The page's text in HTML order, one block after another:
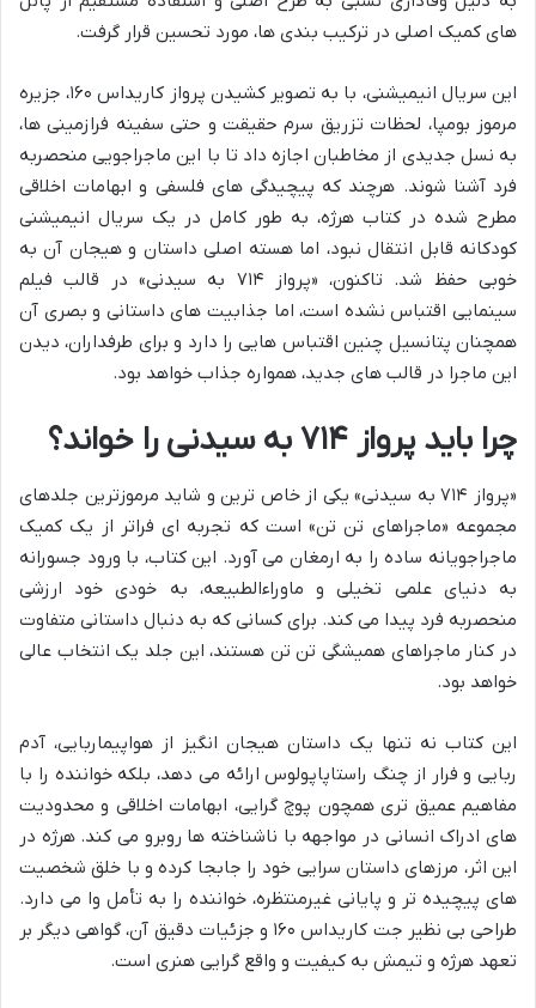
های کمیک اصلی در ترکیب بندی ها، مورد تحسین قرار گرفت.
این سریال انیمیشنی، با به تصویر کشیدن پرواز کاریداس ۱۶۰، جزیره
مرموز بومپا، لحظات تزریق سرم حقیقت و حتی سفینه فرازمینی ها،
به نسل جدیدی از مخاطبان اجازه داد تا با این ماجراجویی منحصربه
فرد آشنا شوند. هرچند که پیچیدگی های فلسفی و ابهامات اخلاقی
مطرح شده در کتاب هرژه، به طور کامل در یک سریال انیمیشنی
کودکانه قابل انتقال نبود، اما هسته اصلی داستان و هیجان آن به
خوبی حفظ شد. تاکنون، «پرواز ۷۱۴ به سیدنی» در قالب فیلم
سینمایی اقتباس نشده است، اما جذابیت های داستانی و بصری آن
همچنان پتانسیل چنین اقتباس هایی را دارد و برای طرفداران، دیدن
این ماجرا در قالب های جدید، همواره جذاب خواهد بود.
چرا باید پرواز ۷۱۴ به سیدنی را خواند؟
«پرواز ۷۱۴ به سیدنی» یکی از خاص ترین و شاید مرموزترین جلدهای
مجموعه «ماجراهای تن تن» است که تجربه ای فراتر از یک کمیک
ماجراجویانه ساده را به ارمغان می آورد. این کتاب، با ورود جسورانه
به دنیای علمی تخیلی و ماوراءالطبیعه، به خودی خود ارزشی
منحصربه فرد پیدا می کند. برای کسانی که به دنبال داستانی متفاوت
در کنار ماجراهای همیشگی تن تن هستند، این جلد یک انتخاب عالی
خواهد بود.
این کتاب نه تنها یک داستان هیجان انگیز از هواپیماربایی، آدم
ربایی و فرار از چنگ راستاپاپولوس ارائه می دهد، بلکه خواننده را با
مفاهیم عمیق تری همچون پوچ گرایی، ابهامات اخلاقی و محدودیت
های ادراک انسانی در مواجهه با ناشناخته ها روبرو می کند. هرژه در
این اثر، مرزهای داستان سرایی خود را جابجا کرده و با خلق شخصیت
های پیچیده تر و پایانی غیرمنتظره، خواننده را به تأمل وا می دارد.
طراحی بی نظیر جت کاریداس ۱۶۰ و جزئیات دقیق آن، گواهی دیگر بر
تعهد هرژه و تیمش به کیفیت و واقع گرایی هنری است.